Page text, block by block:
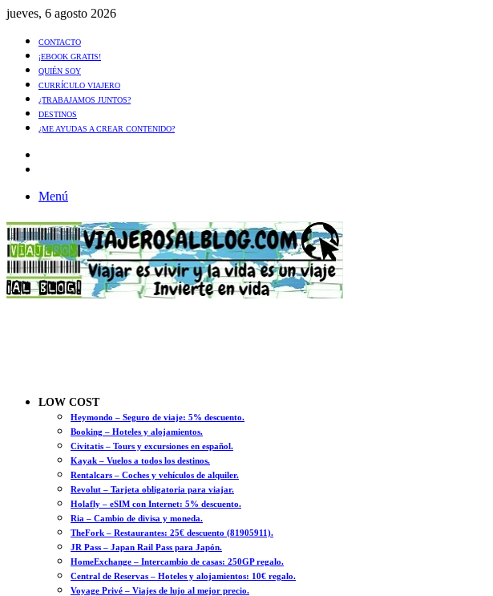
jueves, 6 agosto 2026
CONTACTO
¡EBOOK GRATIS!
QUIÉN SOY
CURRÍCULO VIAJERO
¿TRABAJAMOS JUNTOS?
DESTINOS
¿ME AYUDAS A CREAR CONTENIDO?
Menú
LOW COST
Heymondo – Seguro de viaje: 5% descuento.
Booking – Hoteles y alojamientos.
Civitatis – Tours y excursiones en español.
Kayak – Vuelos a todos los destinos.
Rentalcars – Coches y vehículos de alquiler.
Revolut – Tarjeta obligatoria para viajar.
Holafly – eSIM con Internet: 5% descuento.
Ria – Cambio de divisa y moneda.
TheFork – Restaurantes: 25€ descuento (81905911).
JR Pass – Japan Rail Pass para Japón.
HomeExchange – Intercambio de casas: 250GP regalo.
Central de Reservas – Hoteles y alojamientos: 10€ regalo.
Voyage Privé – Viajes de lujo al mejor precio.